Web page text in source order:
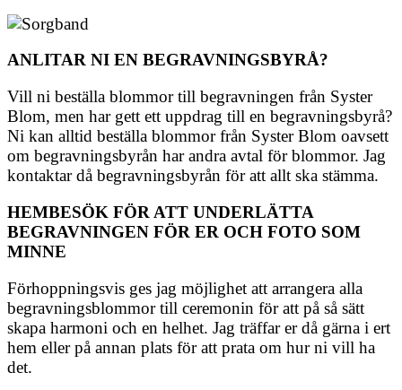
ANLITAR NI EN BEGRAVNINGSBYRÅ?
Vill ni beställa blommor till begravningen från Syster
Blom, men har gett ett uppdrag till en begravningsbyrå?
Ni kan alltid beställa blommor från Syster Blom oavsett
om begravningsbyrån har andra avtal för blommor. Jag
kontaktar då begravningsbyrån för att allt ska stämma.
HEMBESÖK FÖR ATT UNDERLÄTTA
BEGRAVNINGEN FÖR ER OCH FOTO SOM
MINNE
Förhoppningsvis ges jag möjlighet att arrangera alla
begravningsblommor till ceremonin för att på så sätt
skapa harmoni och en helhet. Jag träffar er då gärna i ert
hem eller på annan plats för att prata om hur ni vill ha
det.